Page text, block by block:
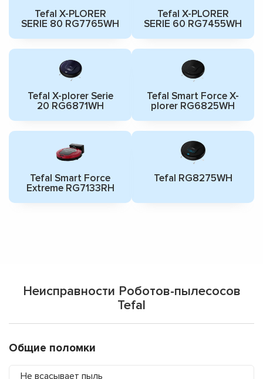
Tefal X-PLORER
SERIE 80 RG7765WH
Tefal X-PLORER
SERIE 60 RG7455WH
Tefal X-plorer Serie
20 RG6871WH
Tefal Smart Force X-
plorer RG6825WH
Tefal Smart Force
Extreme RG7133RH
Tefal RG8275WH
Неисправности Роботов-пылесосов
Tefal
Общие поломки
Не всасывает пыль